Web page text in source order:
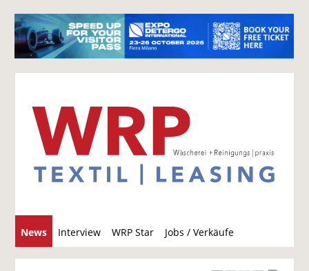
News Interview WRP Star Jobs / Verkäufe
u
c